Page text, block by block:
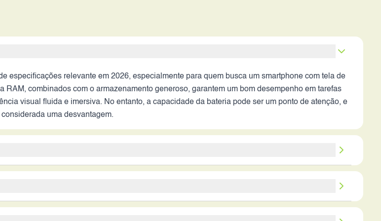
especificações relevante em 2026, especialmente para quem busca um smartphone com tela de
combinados com o armazenamento generoso, garantem um bom desempenho em tarefas
visual fluida e imersiva. No entanto, a capacidade da bateria pode ser um ponto de atenção, e
uma desvantagem.
pode atender às suas necessidades. Os pontos fortes são a tela AMOLED de 120Hz, o
frontais duplas. No entanto, a capacidade da bateria e a ausência de informações sobre